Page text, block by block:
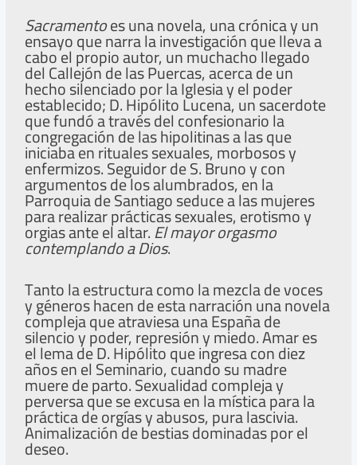
Sacramentoes una novela, una crónica y un
ensayo que narra la investigación que lleva a
cabo el propio autor, un muchacho llegado
del Callejón de las Puercas, acerca de un
hecho silenciado por la Iglesia y el poder
establecido; D. Hipólito Lucena, un sacerdote
que fundó a través del confesionario la
congregación de las hipolitinas a las que
iniciaba en rituales sexuales, morbosos y
enfermizos. Seguidor de S. Bruno y con
argumentos de los alumbrados, en la
Parroquia de Santiago seduce a las mujeres
para realizar prácticas sexuales, erotismo y
orgias ante el altar.El mayor orgasmo
contemplando a Dios.
Tanto la estructura como la mezcla de voces
y géneros hacen de esta narración una novela
compleja que atraviesa una España de
silencio y poder, represión y miedo. Amar es
el lema de D. Hipólito que ingresa con diez
años en el Seminario, cuando su madre
muere de parto. Sexualidad compleja y
perversa que se excusa en la mística para la
práctica de orgías y abusos, pura lascivia.
Animalización de bestias dominadas por el
deseo.